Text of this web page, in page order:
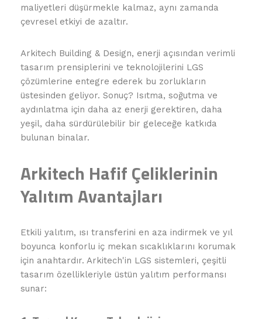
maliyetleri düşürmekle kalmaz, aynı zamanda
çevresel etkiyi de azaltır.
Arkitech Building & Design, enerji açısından verimli
tasarım prensiplerini ve teknolojilerini LGS
çözümlerine entegre ederek bu zorlukların
üstesinden geliyor. Sonuç? Isıtma, soğutma ve
aydınlatma için daha az enerji gerektiren, daha
yeşil, daha sürdürülebilir bir geleceğe katkıda
bulunan binalar.
Arkitech Hafif Çeliklerinin
Yalıtım Avantajları
Etkili yalıtım, ısı transferini en aza indirmek ve yıl
boyunca konforlu iç mekan sıcaklıklarını korumak
için anahtardır. Arkitech'in LGS sistemleri, çeşitli
tasarım özellikleriyle üstün yalıtım performansı
sunar: